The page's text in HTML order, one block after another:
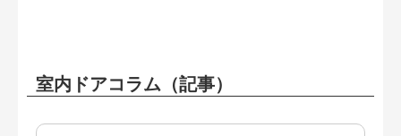
室内ドアコラム（記事）